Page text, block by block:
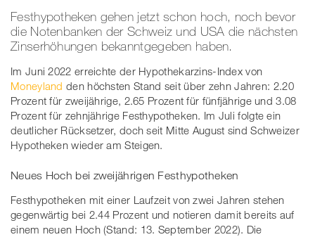
Festhypotheken gehen jetzt schon hoch, noch bevor
die Notenbanken der Schweiz und USA die nächsten
Zinserhöhungen bekanntgegeben haben.
Im Juni 2022 erreichte der Hypothekarzins-Index von
Moneyland den höchsten Stand seit über zehn Jahren: 2.20
Prozent für zweijährige, 2.65 Prozent für fünfjährige und 3.08
Prozent für zehnjährige Festhypotheken. Im Juli folgte ein
deutlicher Rücksetzer, doch seit Mitte August sind Schweizer
Hypotheken wieder am Steigen.
Neues Hoch bei zweijährigen Festhypotheken
Festhypotheken mit einer Laufzeit von zwei Jahren stehen
gegenwärtig bei 2.44 Prozent und notieren damit bereits auf
einem neuen Hoch (Stand: 13. September 2022). Die